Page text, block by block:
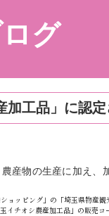
グ
加工品」に認
産物の生産に加え
ョッピング」の「埼玉県物産
チオシ農産加工品」の販売コ